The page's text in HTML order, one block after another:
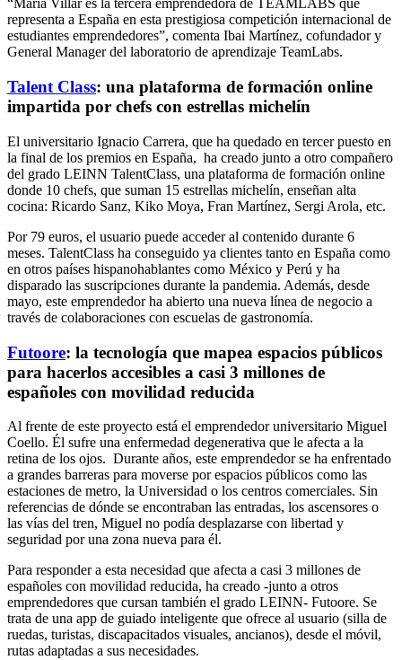
“María Villar es la tercera emprendedora de TEAMLABS que
representa a España en esta prestigiosa competición internacional de
estudiantes emprendedores”, comenta Ibai Martínez, cofundador y
General Manager del laboratorio de aprendizaje TeamLabs.
Talent Class: una plataforma de formación online
impartida por chefs con estrellas michelín
El universitario Ignacio Carrera, que ha quedado en tercer puesto en
la final de los premios en España, ha creado junto a otro compañero
del grado LEINN TalentClass, una plataforma de formación online
donde 10 chefs, que suman 15 estrellas michelín, enseñan alta
cocina: Ricardo Sanz, Kiko Moya, Fran Martínez, Sergi Arola, etc.
Por 79 euros, el usuario puede acceder al contenido durante 6
meses. TalentClass ha conseguido ya clientes tanto en España como
en otros países hispanohablantes como México y Perú y ha
disparado las suscripciones durante la pandemia. Además, desde
mayo, este emprendedor ha abierto una nueva línea de negocio a
través de colaboraciones con escuelas de gastronomía.
Futoore: la tecnología que mapea espacios públicos
para hacerlos accesibles a casi 3 millones de
españoles con movilidad reducida
Al frente de este proyecto está el emprendedor universitario Miguel
Coello. Él sufre una enfermedad degenerativa que le afecta a la
retina de los ojos. Durante años, este emprendedor se ha enfrentado
a grandes barreras para moverse por espacios públicos como las
estaciones de metro, la Universidad o los centros comerciales. Sin
referencias de dónde se encontraban las entradas, los ascensores o
las vías del tren, Miguel no podía desplazarse con libertad y
seguridad por una zona nueva para él.
Para responder a esta necesidad que afecta a casi 3 millones de
españoles con movilidad reducida, ha creado -junto a otros
emprendedores que cursan también el grado LEINN- Futoore. Se
trata de una app de guiado inteligente que ofrece al usuario (silla de
ruedas, turistas, discapacitados visuales, ancianos), desde el móvil,
rutas adaptadas a sus necesidades.